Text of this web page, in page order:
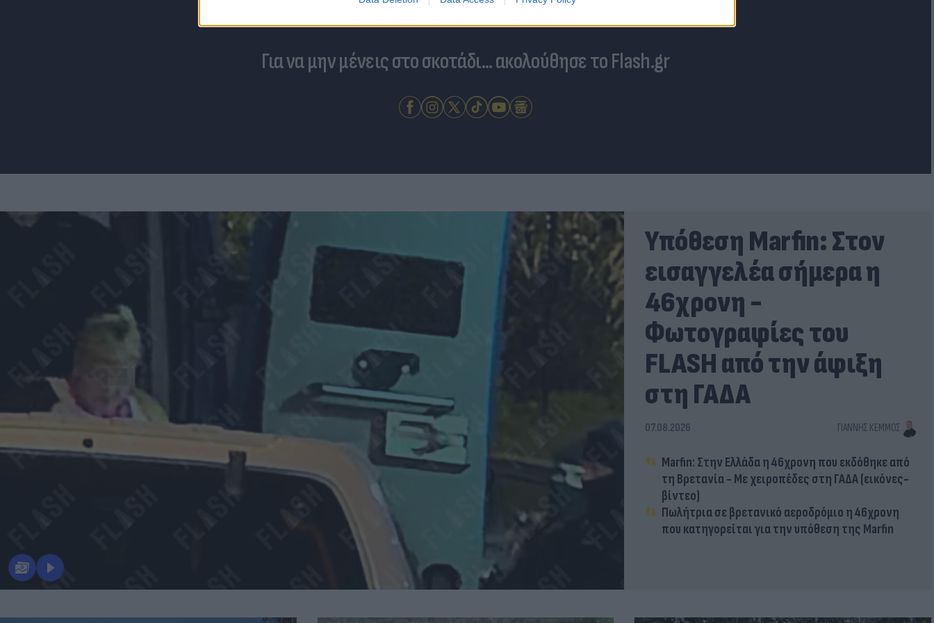
Για να μην μένεις στο σκοτάδι... ακολούθησε το Flash.gr
Υπόθεση Marfin: Στον
εισαγγελέα σήμερα η
46χρονη -
Φωτογραφίες του
FLASH από την άφιξη
στη ΓΑΔΑ
07.08.2026 ΓΙΆΝΝΗΣ ΚΈΜΜΟΣ
Marfin: Στην Ελλάδα η 46χρονη που εκδόθηκε από
τη Βρετανία - Με χειροπέδες στη ΓΑΔΑ (εικόνες-
βίντεο)
Πωλήτρια σε βρετανικό αεροδρόμιο η 46χρονη
που κατηγορείται για την υπόθεση της Marfin